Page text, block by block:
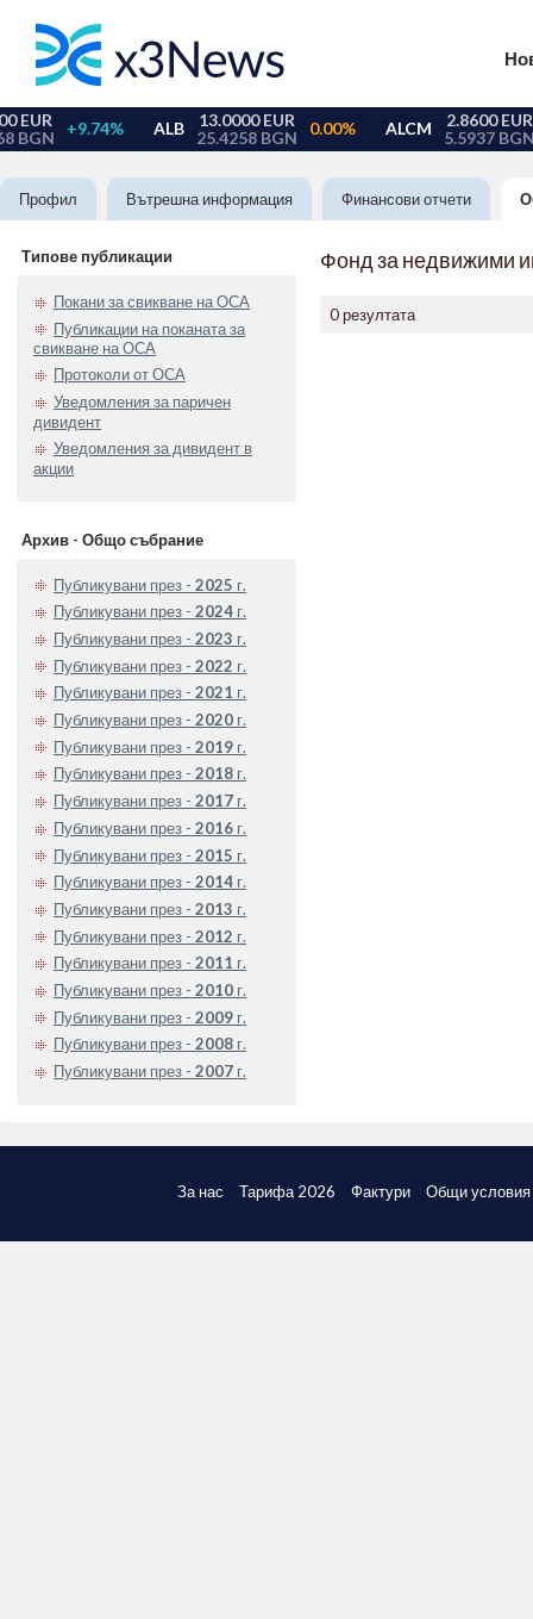
Профил Вътрешна информация Финансови отчети
Типове публикации
Покани за свикване на ОСА
Публикации на поканата за
свикване на ОСА
Протоколи от ОСА
Уведомления за паричен
дивидент
Уведомления за дивидент в
акции
Архив - Общо събрание
Публикувани през - 2025 г.
Публикувани през - 2024 г.
Публикувани през - 2023 г.
Публикувани през - 2022 г.
Публикувани през - 2021 г.
Публикувани през - 2020 г.
Публикувани през - 2019 г.
Публикувани през - 2018 г.
Публикувани през - 2017 г.
Публикувани през - 2016 г.
Публикувани през - 2015 г.
Публикувани през - 2014 г.
Публикувани през - 2013 г.
Публикувани през - 2012 г.
Публикувани през - 2011 г.
Публикувани през - 2010 г.
Публикувани през - 2009 г.
Публикувани през - 2008 г.
Публикувани през - 2007 г.
Фонд за недвижими
0 резултата
За нас Тарифа 2026 Фактури Общи условия